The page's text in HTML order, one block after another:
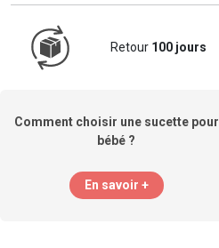
Retour 100 jours
Comment choisir une sucette pour
bébé ?
En savoir +